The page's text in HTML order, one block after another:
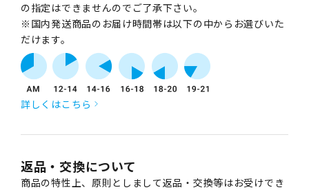
の指定はできませんのでご了承下さい。
※国内発送商品のお届け時間帯は以下の中からお選びいた
だけます。
詳しくはこちら
返品・交換について
商品の特性上、原則としまして返品・交換等はお受けでき